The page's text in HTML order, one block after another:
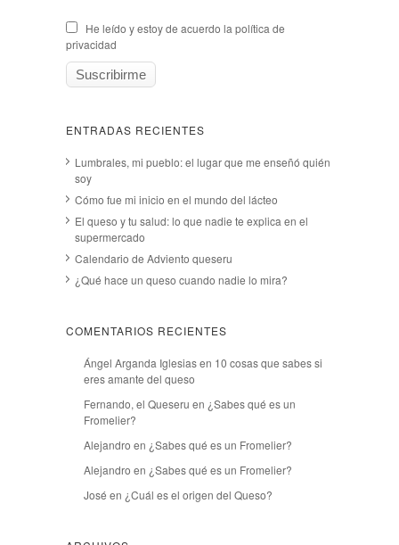
He leído y estoy de acuerdo la política de
privacidad
ENTRADAS RECIENTES
Lumbrales, mi pueblo: el lugar que me enseñó quién
soy
Cómo fue mi inicio en el mundo del lácteo
El queso y tu salud: lo que nadie te explica en el
supermercado
Calendario de Adviento queseru
¿Qué hace un queso cuando nadie lo mira?
COMENTARIOS RECIENTES
Ángel Arganda Iglesiasen 10 cosas que sabes si
eres amante del queso
Fernando, el Queseru en ¿Sabes qué es un
Fromelier?
Alejandro en ¿Sabes qué es un Fromelier?
Alejandro en ¿Sabes qué es un Fromelier?
José en ¿Cuál es el origen del Queso?